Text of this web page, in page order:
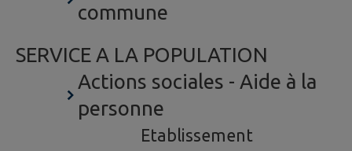
commune
SERVICE A LA POPULATION
Actions sociales - Aide à la
personne
Etablissement